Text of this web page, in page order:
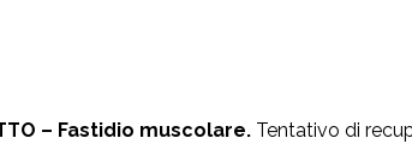
– Fastidio muscolare. Tentativo di